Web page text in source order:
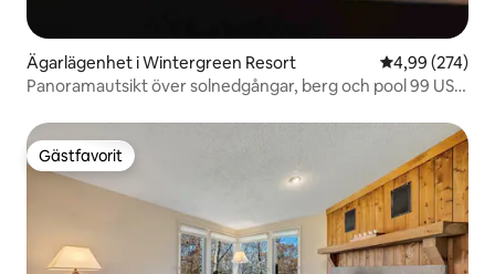
Ägarlägenhet i Wintergreen Resort 4,99 av 5 i
4,99 (274)
Panoramautsikt över solnedgångar, berg och pool 99 USD
Gästfavorit
Gästfavorit